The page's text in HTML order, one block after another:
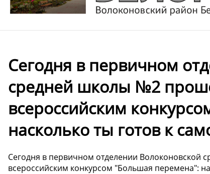
Сегодня в первичном
средней школы №2
всероссийским
насколько ты готов к
Сегодня в первичном отделении Волоконовской
всероссийским конкурсом "Большая перемена":